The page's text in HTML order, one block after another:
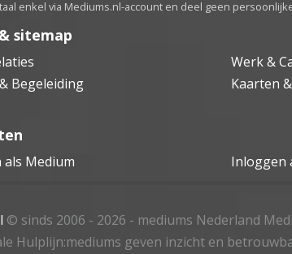
enkel via Mediums.nl-account en deel geen
sitemap
Werk &
Begeleiding
Kaarten
als Medium Inloggen
© sinds 2006 - 2026 - mediums Nederland
Hulplijn:mediums geven inzicht en